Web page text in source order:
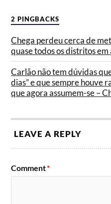
2 PINGBACKS
Chega perdeu cerca de
quase todos os distritos em
Carlão não tem dúvidas
dias” e que sempre houve
que agora assumem-se –
LEAVE A REPLY
Comment*